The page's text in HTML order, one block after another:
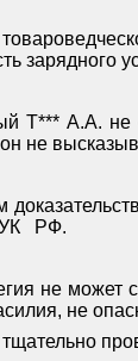
зарядного
Т*** А.А. не
не
РФ.
не может
не